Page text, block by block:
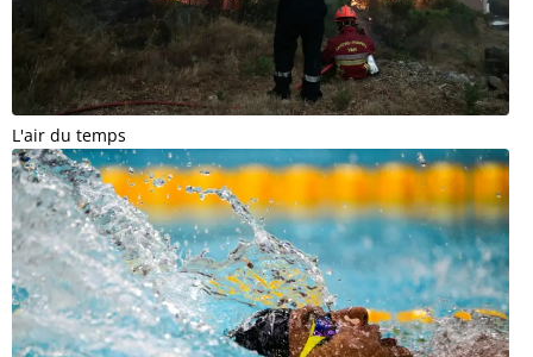
L'air du temps